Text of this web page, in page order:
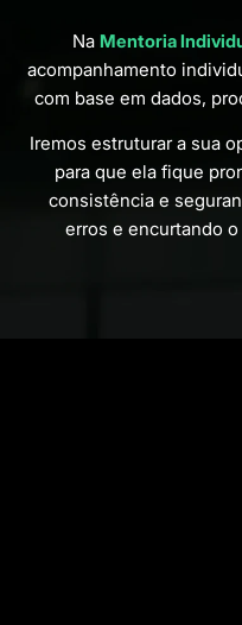
Na Mentoria
acompanhamento
com base em dados,
Iremos estruturar a sua
para que ela fique
consistência e
erros e encurtando